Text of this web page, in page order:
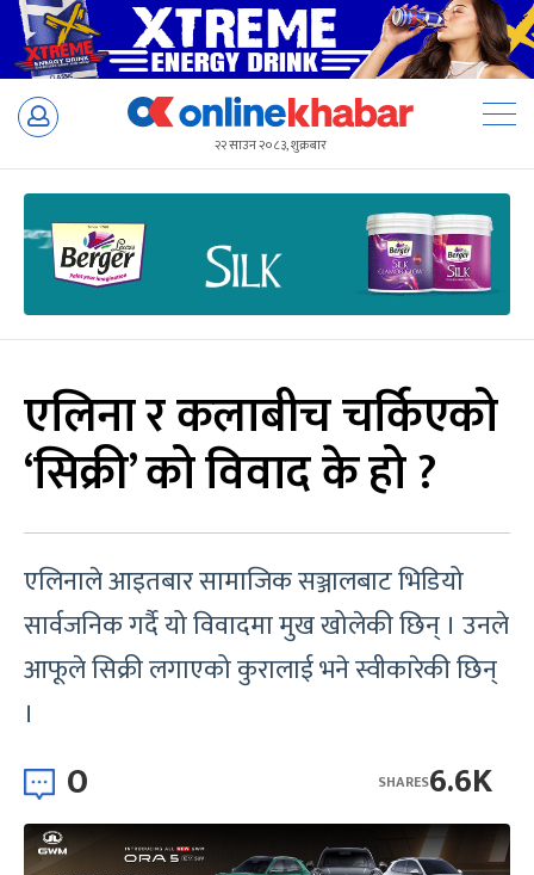
Skip
२२ साउन २०८३, शुक्रबार
एलिना र कलाबीच चर्किएको
‘सिक्री’ को विवाद के हो ?
एलिनाले आइतबार सामाजिक सञ्जालबाट भिडियो
सार्वजनिक गर्दै यो विवादमा मुख खोलेकी छिन् । उनले
आफूले सिक्री लगाएको कुरालाई भने स्वीकारेकी छिन्
।
0 6.6K
SHARES